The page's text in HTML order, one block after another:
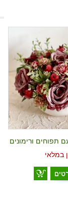
תפוחים ורימונים
במלאי